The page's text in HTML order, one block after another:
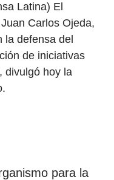
Latina) El
Carlos Ojeda,
la defensa del
de iniciativas
divulgó hoy la
para la